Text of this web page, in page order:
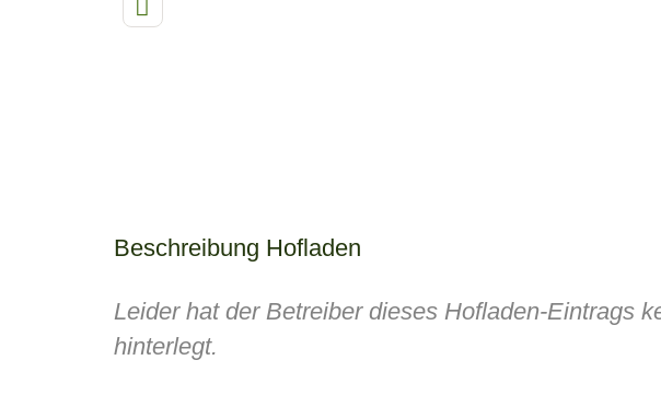
Beschreibung Hofladen
Leider hat der Betreiber dieses Hofladen-Eintrags
hinterlegt.